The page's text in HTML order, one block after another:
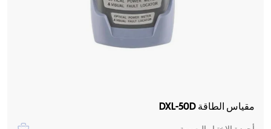
مقياس الطاقة DXL-50D